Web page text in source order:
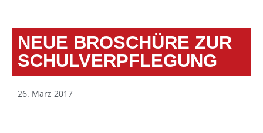
NEUE BROSCHÜRE ZUR
SCHULVERPFLEGUNG
26. März 2017